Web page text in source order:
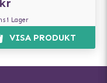
i Lager
VISA PRODUKT